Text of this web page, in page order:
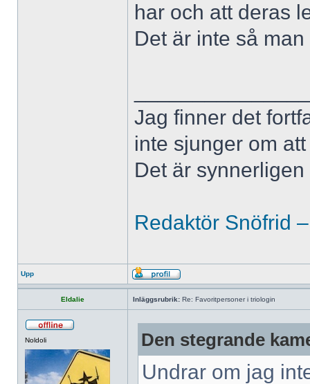
har och att deras
Det är inte så
Jag finner det
inte sjunger om
Det är
Redaktör Snöfrid
Upp
Eldalie Inläggsrubrik: Re: Favoritpersoner i triologin
Noldoli Den stegrande
Undrar om jag